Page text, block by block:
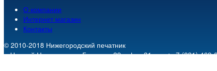
О компании
Интернет магазин
Контакты
© 2010-2018 Нижегородский печатник
г. Нижний Новгород,пр. Гагарина 39, офис 31. тел.:+7 (831) 469-